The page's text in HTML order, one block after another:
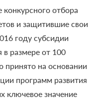
отбора
и защитившие свои
году субсидии
размере от 100
на основании
программ развития
ключевое значение